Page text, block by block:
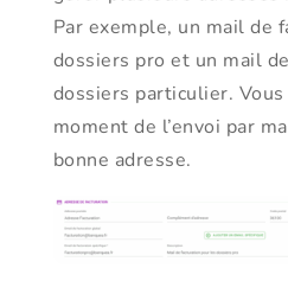
Par exemple, un mail de
dossiers pro et un mail
dossiers particulier.
moment de l’envoi par
bonne adresse.